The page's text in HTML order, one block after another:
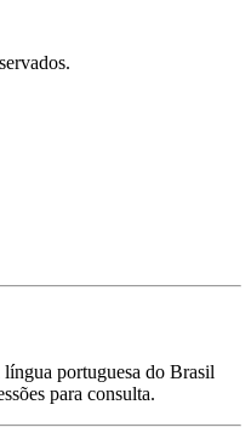
portuguesa do Brasil
para consulta.